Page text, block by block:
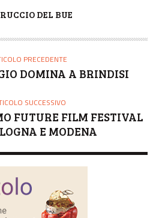
DEL BUE
PRECEDENTE
DOMINA A BRINDISI
SUCCESSIVO
FUTURE FILM FESTIVAL
E MODENA